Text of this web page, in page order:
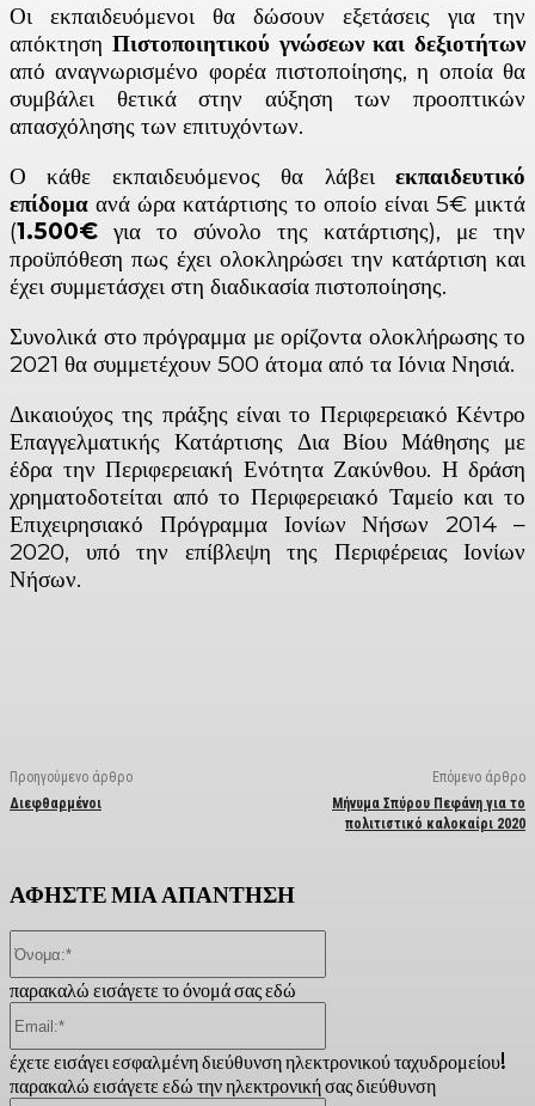
Οι εκπαιδευόμενοι θα δώσουν εξετάσεις για την
απόκτηση Πιστοποιητικού γνώσεων και δεξιοτήτων
από αναγνωρισμένο φορέα πιστοποίησης, η οποία θα
συμβάλει θετικά στην αύξηση των προοπτικών
απασχόλησης των επιτυχόντων.
Ο κάθε εκπαιδευόμενος θα λάβει εκπαιδευτικό
επίδομα ανά ώρα κατάρτισης το οποίο είναι 5€ μικτά
(1.500€ για το σύνολο της κατάρτισης), με την
προϋπόθεση πως έχει ολοκληρώσει την κατάρτιση και
έχει συμμετάσχει στη διαδικασία πιστοποίησης.
Συνολικά στο πρόγραμμα με ορίζοντα ολοκλήρωσης το
2021 θα συμμετέχουν 500 άτομα από τα Ιόνια Νησιά.
Δικαιούχος της πράξης είναι το Περιφερειακό Κέντρο
Επαγγελματικής Κατάρτισης Δια Βίου Μάθησης με
έδρα την Περιφερειακή Ενότητα Ζακύνθου. Η δράση
χρηματοδοτείται από το Περιφερειακό Ταμείο και το
Επιχειρησιακό Πρόγραμμα Ιονίων Νήσων 2014 –
2020, υπό την επίβλεψη της Περιφέρειας Ιονίων
Νήσων.
Προηγούμενο άρθρο
Διεφθαρμένοι
Επόμενο άρθρο
Μήνυμα Σπύρου Πεφάνη για το
πολιτιστικό καλοκαίρι 2020
ΑΦΗΣΤΕ ΜΙΑ ΑΠΑΝΤΗΣΗ
παρακαλώ εισάγετε το όνομά σας εδώ
έχετε εισάγει εσφαλμένη διεύθυνση ηλεκτρονικού ταχυδρομείου!
παρακαλώ εισάγετε εδώ την ηλεκτρονική σας διεύθυνση